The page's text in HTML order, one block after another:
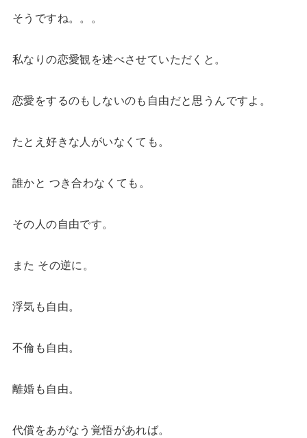
そうですね。。。
私なりの恋愛観を述べさせていただくと。
恋愛をするのもしないのも自由だと思うんですよ。
たとえ好きな人がいなくても。
誰かと つき合わなくても。
その人の自由です。
また その逆に。
浮気も自由。
不倫も自由。
離婚も自由。
代償をあがなう覚悟があれば。